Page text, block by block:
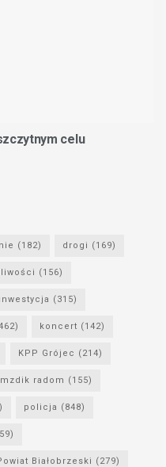
celu
(182) drogi (169)
(156)
inwestycja (315)
koncert (142)
KPP Grójec (214)
mzdik radom (155)
policja (848)
Białobrzeski (279)